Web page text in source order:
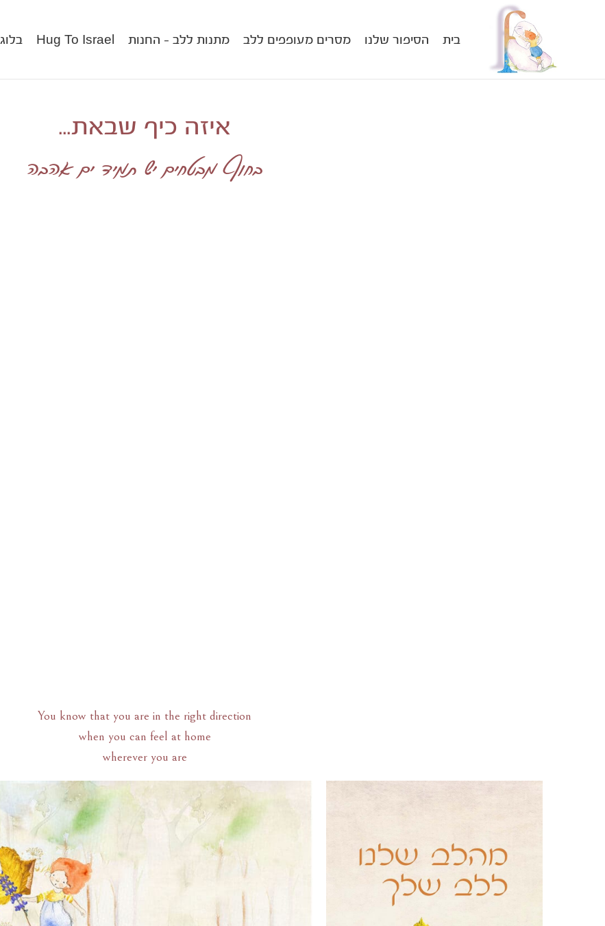
בית הסיפור שלנו מסרים מעופפים ללב מתנות ללב – החנות Hug To Israel בלוג
איזה כיף שבאת...
בחוף מבטחים יש תמיד ים אהבה
You know that you are in the right direction
when you can feel at home
wherever you are